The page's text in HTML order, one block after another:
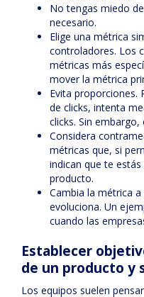
No tengas miedo
necesario.
Elige una métrica
controladores. Los
métricas más
mover la métrica
Evita proporciones.
de clicks, intenta
clicks. Sin
Considera
métricas que, si
indican que te
producto.
Cambia la métrica
evoluciona. Un
cuando las
Establecer
de un producto y
Los equipos suelen